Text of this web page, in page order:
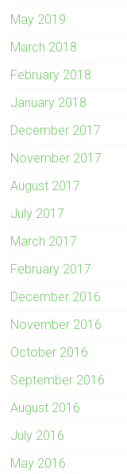
May 2019
March 2018
February 2018
January 2018
December 2017
November 2017
August 2017
July 2017
March 2017
February 2017
December 2016
November 2016
October 2016
September 2016
August 2016
July 2016
May 2016